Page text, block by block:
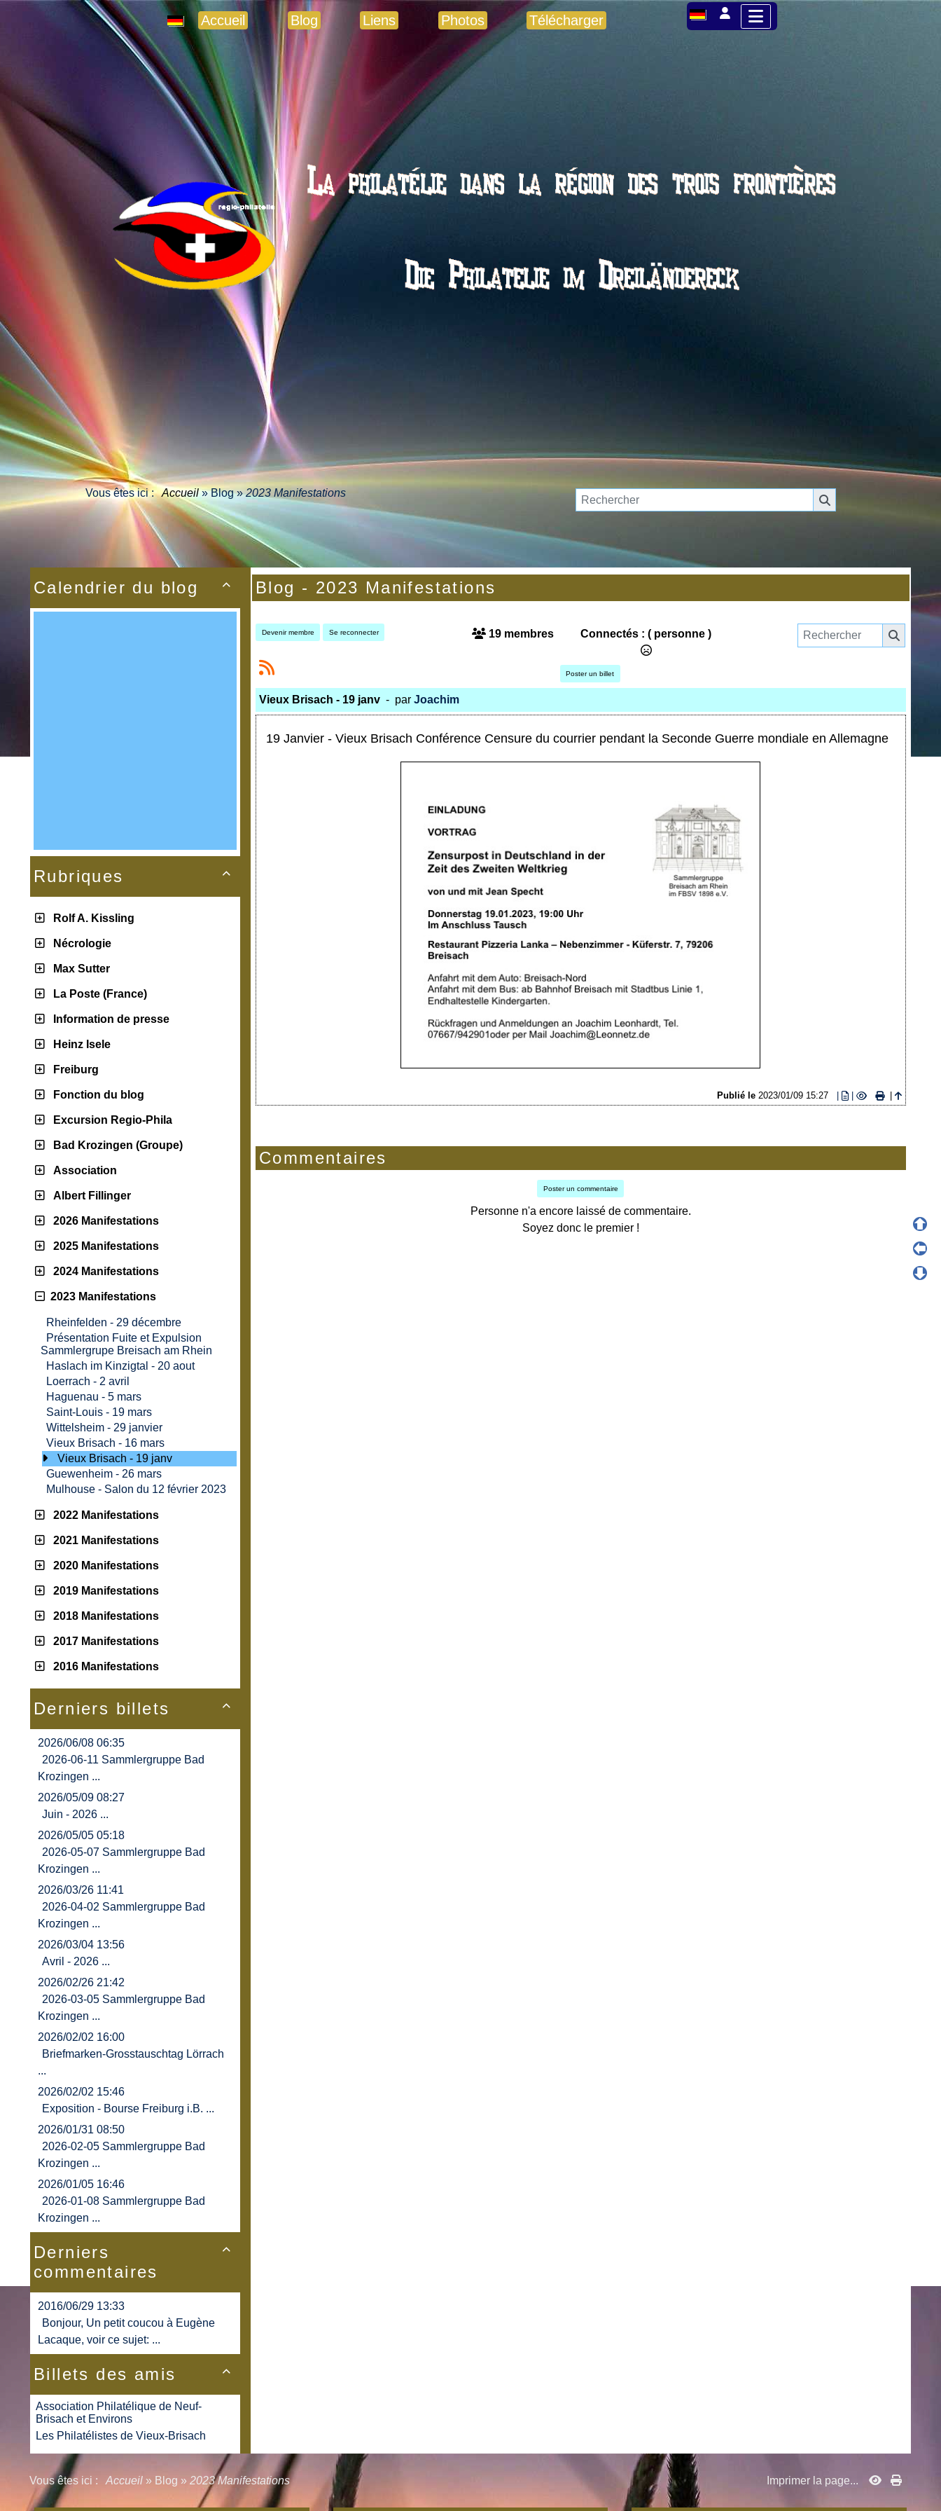
Accueil Blog Liens Photos Télécharger
Vous êtes ici :Accueil»Blog»2023 Manifestations

Calendrier du blog

Rubriques
Rolf A. Kissling
Nécrologie
Max Sutter
La Poste (France)
Information de presse
Heinz Isele
Freiburg
Fonction du blog
Excursion Regio-Phila
Bad Krozingen (Groupe)
Association
Albert Fillinger
2026 Manifestations
2025 Manifestations
2024 Manifestations
2023 Manifestations
Rheinfelden - 29 décembre
Présentation Fuite et Expulsion
Sammlergrupe Breisach am Rhein
Haslach im Kinzigtal - 20 aout
Loerrach - 2 avril
Haguenau - 5 mars
Saint-Louis - 19 mars
Wittelsheim - 29 janvier
Vieux Brisach - 16 mars
Vieux Brisach - 19 janv
Guewenheim - 26 mars
Mulhouse - Salon du 12 février 2023
2022 Manifestations
2021 Manifestations
2020 Manifestations
2019 Manifestations
2018 Manifestations
2017 Manifestations
2016 Manifestations

Derniers billets
2026/06/08 06:35
2026-06-11 Sammlergruppe Bad
Krozingen ...
2026/05/09 08:27
Juin - 2026 ...
2026/05/05 05:18
2026-05-07 Sammlergruppe Bad
Krozingen ...
2026/03/26 11:41
2026-04-02 Sammlergruppe Bad
Krozingen ...
2026/03/04 13:56
Avril - 2026 ...
2026/02/26 21:42
2026-03-05 Sammlergruppe Bad
Krozingen ...
2026/02/02 16:00
Briefmarken-Grosstauschtag Lörrach
...
2026/02/02 15:46
Exposition - Bourse Freiburg i.B. ...
2026/01/31 08:50
2026-02-05 Sammlergruppe Bad
Krozingen ...
2026/01/05 16:46
2026-01-08 Sammlergruppe Bad
Krozingen ...

Derniers
commentaires
2016/06/29 13:33
Bonjour, Un petit coucou à Eugène
Lacaque, voir ce sujet: ...

Billets des amis
Association Philatélique de Neuf-
Brisach et Environs
Les Philatélistes de Vieux-Brisach
Blog - 2023 Manifestations
Devenir membre Se reconnecter 19 membres Connectés : ( personne )
Poster un billet
Vieux Brisach - 19 janv - par Joachim
19 Janvier - Vieux Brisach Conférence Censure du courrier pendant la Seconde Guerre mondiale en Allemagne
Publié le 2023/01/09 15:27
Commentaires
Poster un commentaire
Personne n'a encore laissé de commentaire.
Soyez donc le premier !
Vous êtes ici : Accueil » Blog » 2023 Manifestations Imprimer la page...